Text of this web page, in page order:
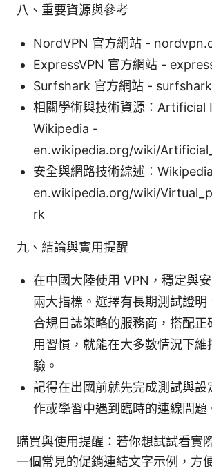
八、重要資源與參考
NordVPN 官方網站 -
ExpressVPN 官方網站 -
Surfshark 官方網站 -
相關學術與技術資源：Artificial
Wikipedia -
en.wikipedia.org/wiki/
安全與網路技術綜述：
en.wikipedia.org/wiki/
rk
九、結論與實用提醒
在中國大陸使用 VPN，穩定與
兩大指標。選擇有長期測試證明
合規日誌策略的服務商，搭配正
用習慣，就能在大多數情況下維
驗。
記得在出國前就先完成測試與設
作或學習中遇到臨時的連線問題
購買與使用提醒：若你想試試看實
一個常見的促銷連結文字示例，方